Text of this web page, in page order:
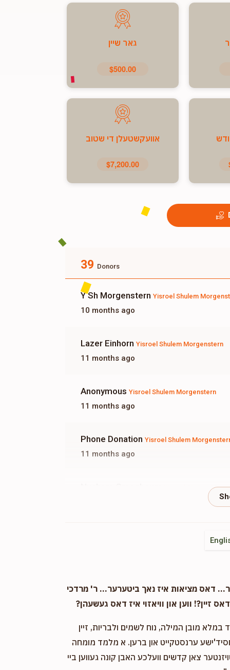
גאר שיין
$500.00
אוועקשטעלן די שטוב
$7,200.00
39 Donors
Y Sh Morgenstern Yisroel Shulem
10 months ago
Lazer Einhorn Yisroel Shulem Morgenstern
11 months ago
Anonymous Yisroel Shulem Morgenstern
11 months ago
Phone Donation Yisroel Shulem
11 months ago
Yisroel Shulem
Yisroel Shulem
יצחק יונגChaim Shmiol Nieman, Yisroel
11 months ago
דאס מציאות איז נאך ביטערער... ר' מרדכי
זיין?! ווען און וויאזוי איז דאס געשעהן?
מובן המילה, נוח לשמים ולבריות, זיין
ערנסטקייט און ברען. א מלמד מומחה
צאן קדשים וועלכע האבן קונה געווען ביי